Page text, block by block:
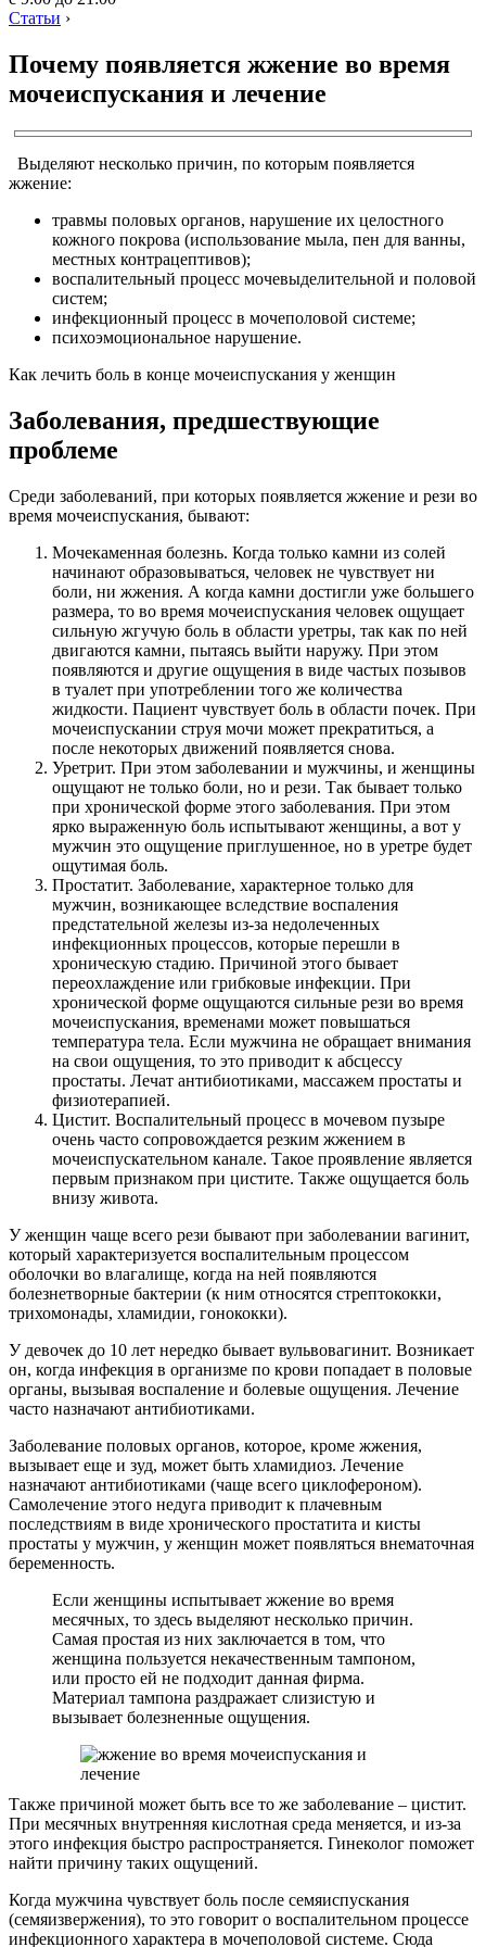
Статьи ›
Почему появляется жжение во время
мочеиспускания и лечение
Выделяют несколько причин, по которым появляется
жжение:
травмы половых органов, нарушение их целостного
кожного покрова (использование мыла, пен для ванны,
местных контрацептивов);
воспалительный процесс мочевыделительной и половой
систем;
инфекционный процесс в мочеполовой системе;
психоэмоциональное нарушение.
Как лечить боль в конце мочеиспускания у женщин
Заболевания, предшествующие
проблеме
Среди заболеваний, при которых появляется жжение и рези во
время мочеиспускания, бывают:
Мочекаменная болезнь. Когда только камни из солей
начинают образовываться, человек не чувствует ни
боли, ни жжения. А когда камни достигли уже большего
размера, то во время мочеиспускания человек ощущает
сильную жгучую боль в области уретры, так как по ней
двигаются камни, пытаясь выйти наружу. При этом
появляются и другие ощущения в виде частых позывов
в туалет при употреблении того же количества
жидкости. Пациент чувствует боль в области почек. При
мочеиспускании струя мочи может прекратиться, а
после некоторых движений появляется снова.
Уретрит. При этом заболевании и мужчины, и женщины
ощущают не только боли, но и рези. Так бывает только
при хронической форме этого заболевания. При этом
ярко выраженную боль испытывают женщины, а вот у
мужчин это ощущение приглушенное, но в уретре будет
ощутимая боль.
Простатит. Заболевание, характерное только для
мужчин, возникающее вследствие воспаления
предстательной железы из-за недолеченных
инфекционных процессов, которые перешли в
хроническую стадию. Причиной этого бывает
переохлаждение или грибковые инфекции. При
хронической форме ощущаются сильные рези во время
мочеиспускания, временами может повышаться
температура тела. Если мужчина не обращает внимания
на свои ощущения, то это приводит к абсцессу
простаты. Лечат антибиотиками, массажем простаты и
физиотерапией.
Цистит. Воспалительный процесс в мочевом пузыре
очень часто сопровождается резким жжением в
мочеиспускательном канале. Такое проявление является
первым признаком при цистите. Также ощущается боль
внизу живота.
У женщин чаще всего рези бывают при заболевании вагинит,
который характеризуется воспалительным процессом
оболочки во влагалище, когда на ней появляются
болезнетворные бактерии (к ним относятся стрептококки,
трихомонады, хламидии, гонококки).
У девочек до 10 лет нередко бывает вульвовагинит. Возникает
он, когда инфекция в организме по крови попадает в половые
органы, вызывая воспаление и болевые ощущения. Лечение
часто назначают антибиотиками.
Заболевание половых органов, которое, кроме жжения,
вызывает еще и зуд, может быть хламидиоз. Лечение
назначают антибиотиками (чаще всего циклофероном).
Самолечение этого недуга приводит к плачевным
последствиям в виде хронического простатита и кисты
простаты у мужчин, у женщин может появляться внематочная
беременность.
Если женщины испытывает жжение во время
месячных, то здесь выделяют несколько причин.
Самая простая из них заключается в том, что
женщина пользуется некачественным тампоном,
или просто ей не подходит данная фирма.
Материал тампона раздражает слизистую и
вызывает болезненные ощущения.
Также причиной может быть все то же заболевание – цистит.
При месячных внутренняя кислотная среда меняется, и из-за
этого инфекция быстро распространяется. Гинеколог поможет
найти причину таких ощущений.
Когда мужчина чувствует боль после семяиспускания
(семяизвержения), то это говорит о воспалительном процессе
инфекционного характера в мочеполовой системе. Сюда